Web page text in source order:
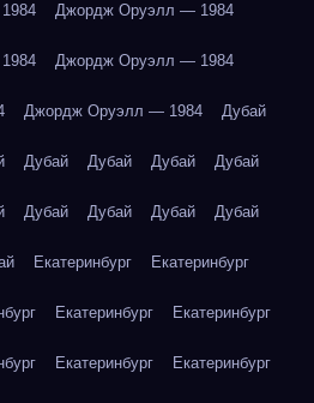
Джордж Оруэлл — 1984
Джордж Оруэлл — 1984
Джордж Оруэлл — 1984 Дубай
Дубай Дубай Дубай Дубай
Дубай Дубай Дубай Дубай
Екатеринбург Екатеринбург
Екатеринбург Екатеринбург
Екатеринбург Екатеринбург